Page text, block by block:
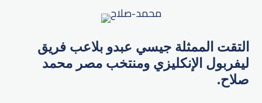
التقت الممثلة جيسي عبدو بلاعب فريق
ليفربول الإنكليزي ومنتخب مصر محمد
صلاح.